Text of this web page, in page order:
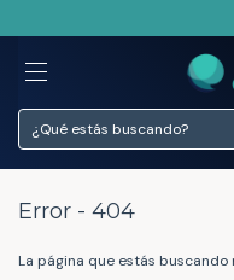
Error - 404
La página que estás buscando